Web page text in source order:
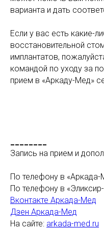
варианта и дать
Если у вас есть какие-
восстановительной
имплантатов,
командой по уходу за
прием в «Аркаду-Мед»
Запись на прием и
По телефону в
По телефону в
Вконтакте Аркада-Мед
Дзен Аркада-Мед
На сайте: arkada-med.ru